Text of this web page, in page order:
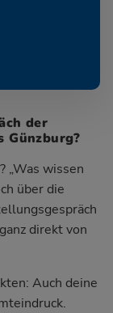
der
Günzburg?
„Was wissen
über die
direkt von
Auch deine